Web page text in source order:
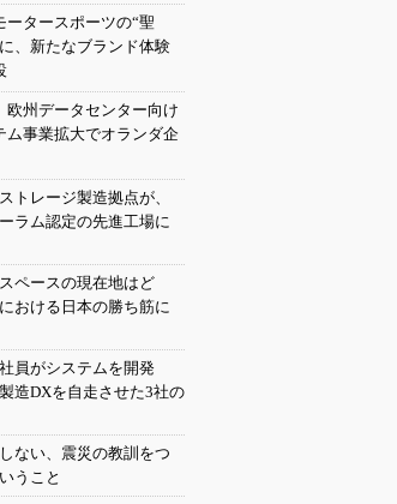
ータースポーツの“聖
、新たなブランド体験
欧州データセンター向け
ム事業拡大でオランダ企
トレージ製造拠点が、
ラム認定の先進工場に
ペースの現在地はど
おける日本の勝ち筋に
員がシステムを開発
造DXを自走させた3社の
ない、震災の教訓をつ
うこと